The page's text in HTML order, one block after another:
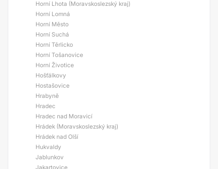
Horní Lhota (Moravskoslezský kraj)
Horní Lomná
Horní Město
Horní Suchá
Horní Těrlicko
Horní Tošanovice
Horní Životice
Hošťálkovy
Hostašovice
Hrabyně
Hradec
Hradec nad Moravicí
Hrádek (Moravskoslezský kraj)
Hrádek nad Olší
Hukvaldy
Jablunkov
Jakartovice